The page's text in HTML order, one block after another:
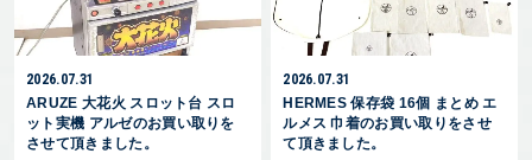
2026.07.31
ARUZE 大花火 スロット台 スロ
ット実機 アルゼのお買い取りを
させて頂きました。
2026.07.31
HERMES 保存袋 16個 まとめ エ
ルメス 巾着のお買い取りをさせ
て頂きました。